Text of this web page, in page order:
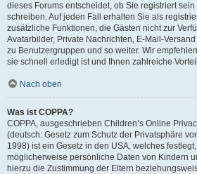
dieses Forums entscheidet, ob Sie registriert
schreiben. Auf jeden Fall erhalten Sie als
zusätzliche Funktionen, die Gästen nicht zur
Avatarbilder, Private Nachrichten, E-Mail-
zu Benutzergruppen und so weiter. Wir
sie schnell erledigt ist und Ihnen zahlreiche
Nach oben
Was ist COPPA?
COPPA, ausgeschrieben Children’s Online
(deutsch: Gesetz zum Schutz der Privatsphäre
1998) ist ein Gesetz in den USA, welches
möglicherweise persönliche Daten von Kindern
hierzu die Zustimmung der Eltern